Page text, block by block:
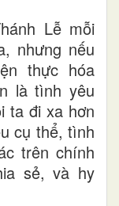
Lễ mỗi
nhưng nếu
thực hóa
là tình yêu
ta đi xa hơn
cụ thể, tình
trên chính
sẻ, và hy